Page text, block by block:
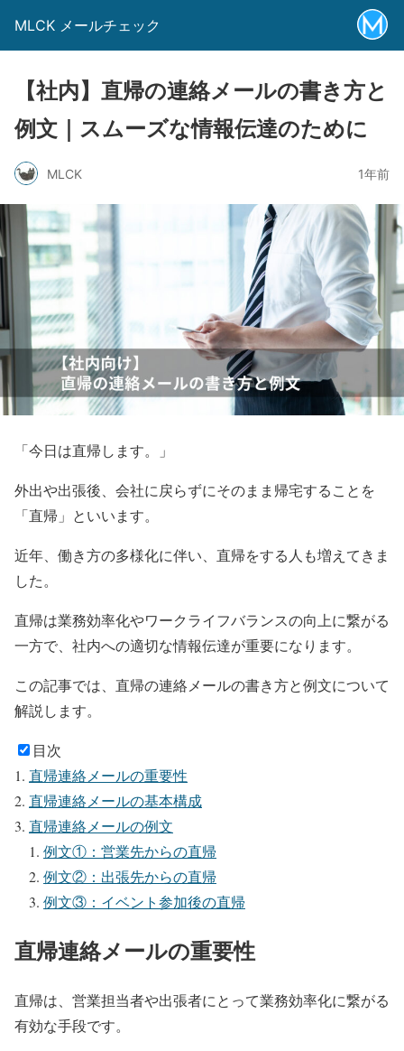
MLCK メールチェック
【社内】直帰の連絡メールの書き方と
例文｜スムーズな情報伝達のために
MLCK 1年前
「今日は直帰します。」
外出や出張後、会社に戻らずにそのまま帰宅することを
「直帰」といいます。
近年、働き方の多様化に伴い、直帰をする人も増えてきま
した。
直帰は業務効率化やワークライフバランスの向上に繋がる
一方で、社内への適切な情報伝達が重要になります。
この記事では、直帰の連絡メールの書き方と例文について
解説します。
目次
直帰連絡メールの重要性
直帰連絡メールの基本構成
直帰連絡メールの例文
例文①：営業先からの直帰
例文②：出張先からの直帰
例文③：イベント参加後の直帰
直帰連絡メールの重要性
直帰は、営業担当者や出張者にとって業務効率化に繋がる
有効な手段です。